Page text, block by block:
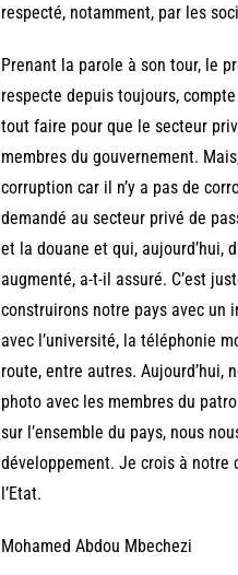
respecté, notamment, par les
Prenant la parole à son tour, le
respecte depuis toujours,
tout faire pour que le secteur
membres du gouvernement.
corruption car il n’y a pas de
demandé au secteur privé de
et la douane et qui, aujourd’hui,
augmenté, a-t-il assuré. C’est
construirons notre pays avec un
avec l’université, la téléphonie
route, entre autres.
photo avec les membres du
sur l’ensemble du pays, nous
développement. Je crois à notre
l’Etat.
Mohamed Abdou Mbechezi